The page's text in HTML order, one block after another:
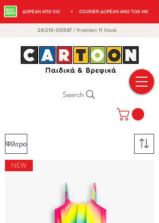
Search
28215-05547 / Κτιστάκη 11 Χανιά
Φίλτρο
NEW